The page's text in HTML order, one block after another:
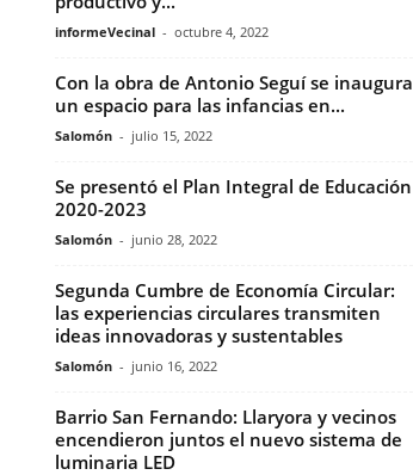
informeVecinal - octubre 4, 2022
Con la obra de Antonio Seguí se inaugura
un espacio para las infancias en...
Salomón - julio 15, 2022
Se presentó el Plan Integral de Educación
2020-2023
Salomón - junio 28, 2022
Segunda Cumbre de Economía Circular:
las experiencias circulares transmiten
ideas innovadoras y sustentables
Salomón - junio 16, 2022
Barrio San Fernando: Llaryora y vecinos
encendieron juntos el nuevo sistema de
luminaria LED